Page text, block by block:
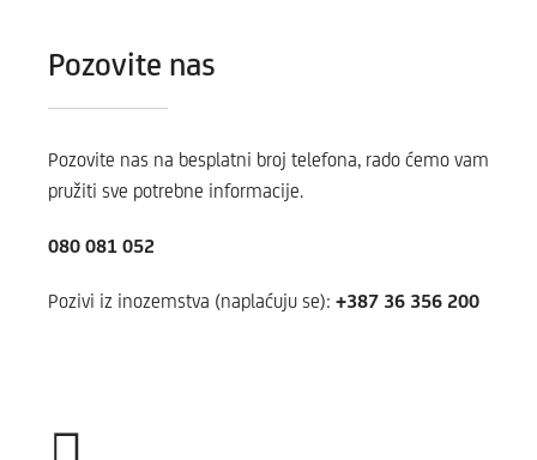
Pozovite nas
Pozovite nas na besplatni broj telefona, rado ćemo vam
pružiti sve potrebne informacije.
080 081 052
Pozivi iz inozemstva (naplaćuju se): +387 36 356 200